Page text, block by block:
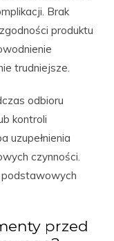
Brak
produktu
trudniejsze.
odbioru
kontroli
uzupełnienia
czynności.
podstawowych
przed